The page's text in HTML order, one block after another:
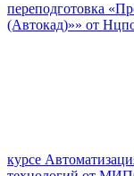
переподготовка
(Автокад)»» от
курсе